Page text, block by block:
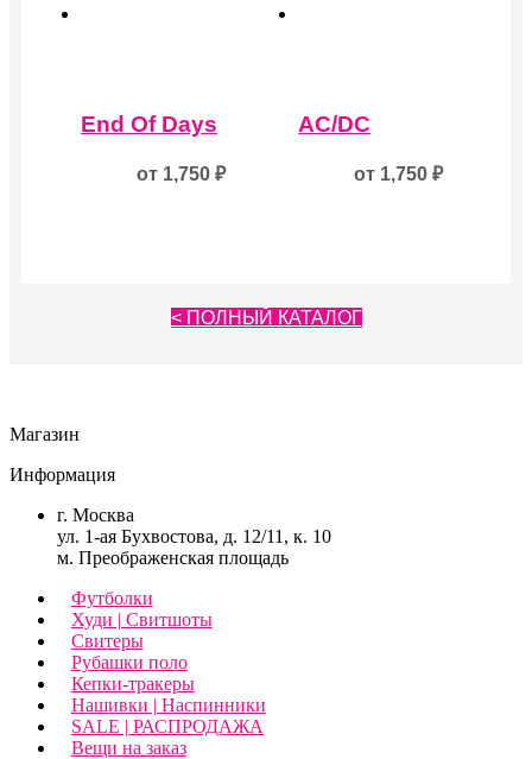
товар
имеет
несколько
вариаций.
End Of Days
от 1,750 ₽
товар
имеет
несколько
вариаций.
товара.
AC/DC
от 1,750₽
< ПОЛНЫЙ КАТАЛОГ
Магазин
Информация
г. Москва
ул. 1-ая Бухвостова, д. 12/11, к. 10
м. Преображенская площадь
Футболки
Худи | Свитшоты
Свитеры
Рубашки поло
Кепки-тракеры
Нашивки | Наспинники
SALE | РАСПРОДАЖА
Вещи на заказ